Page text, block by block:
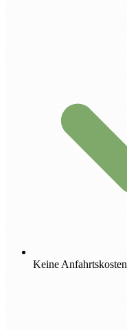
Keine Anfahrtskosten